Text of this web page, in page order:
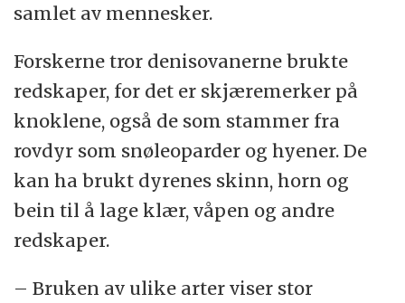
filippinske negrito-befolkningen og
av sitt DNA felles med denisovanere, noe
som er ganske mye. Til sammenligning har
en dansker mindre enn 0,001 prosent av
sitt DNA til felles med denisovanerne og to
prosent med neandertalerne, har Fabrice
Demeter, paleoantropolog og forsker ved
GeoGenetics på Globe Institute,
Københavns Universitet, tidligere sagt til
samlet av mennesker.
Forskerne tror denisovanerne brukte
redskaper, for det er skjæremerker på
knoklene, også de som stammer fra
rovdyr som snøleoparder og hyener. De
kan ha brukt dyrenes skinn, horn og
bein til å lage klær, våpen og andre
redskaper.
– Bruken av ulike arter viser stor